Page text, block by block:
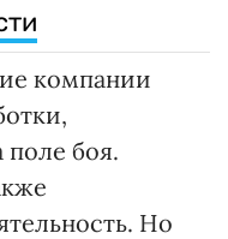
компании
боя.
Но